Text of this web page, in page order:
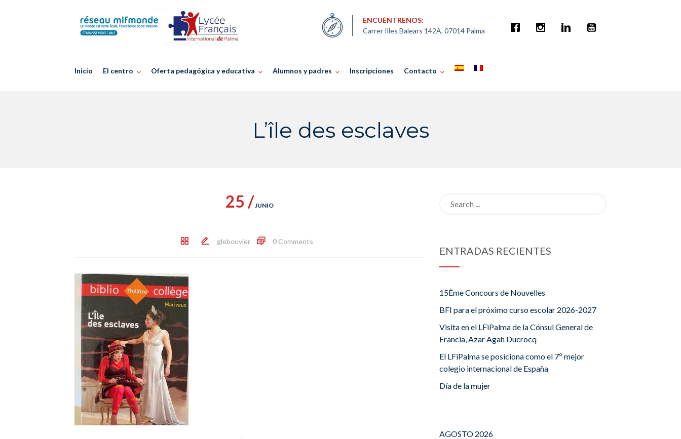
ENCUÉNTRENOS:
Carrer Illes Balears 142A, 07014 Palma
Inicio El centro Oferta pedagógica y educativa Alumnos y padres Inscripciones Contacto
L’île des esclaves
25 /JUNIO
glebouvier 0 Comments
ENTRADAS RECIENTES
15Ème Concours de Nouvelles
BFI para el próximo curso escolar 2026-2027
Visita en el LFiPalma de la Cónsul General de
Francia, Azar Agah Ducrocq
El LFiPalma se posiciona como el 7º mejor
colegio internacional de España
Día de la mujer
AGOSTO 2026